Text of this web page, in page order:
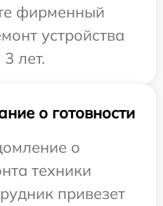
фирменный
устройства
лет.
о готовности
о
техники
привезет